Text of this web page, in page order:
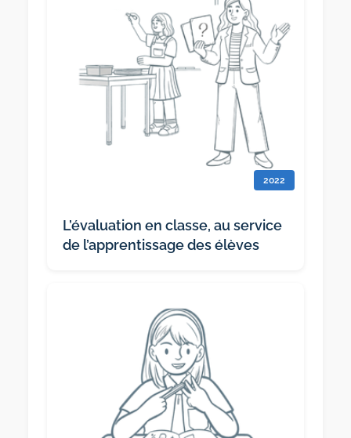
2022
L’évaluation en classe, au service
de l’apprentissage des élèves